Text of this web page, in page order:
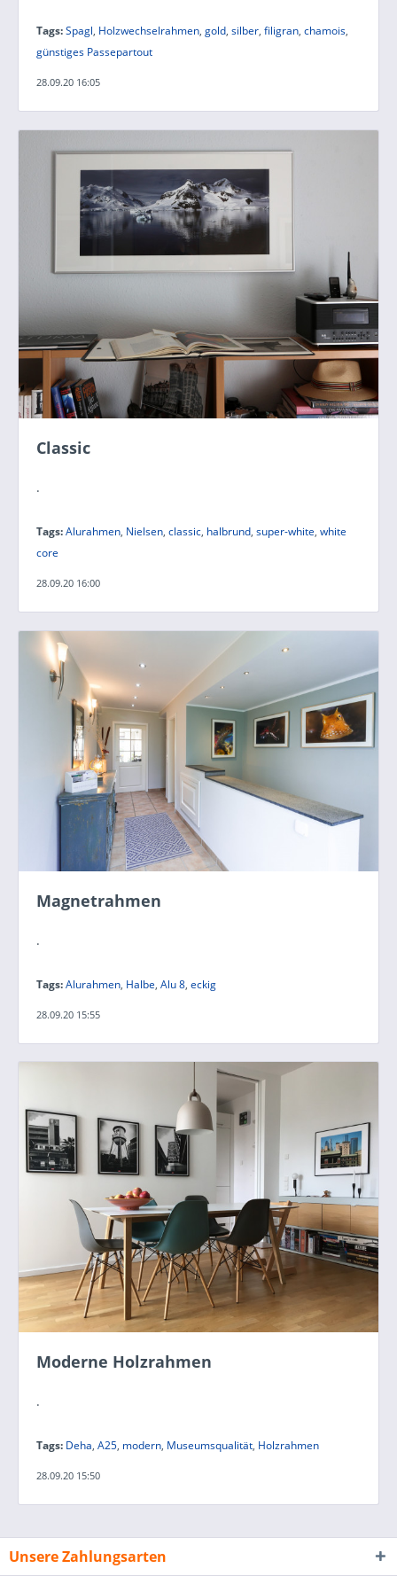
Tags:Spagl, Holzwechselrahmen, gold, silber, filigran, chamois,
günstiges Passepartout
28.09.20 16:05
Classic
.
Tags:Alurahmen, Nielsen, classic, halbrund, super-white, white
core
28.09.20 16:00
Magnetrahmen
.
Tags:Alurahmen, Halbe, Alu 8, eckig
28.09.20 15:55
Moderne Holzrahmen
.
Tags: Deha, A25, modern, Museumsqualität, Holzrahmen
28.09.20 15:50
Unsere Zahlungsarten